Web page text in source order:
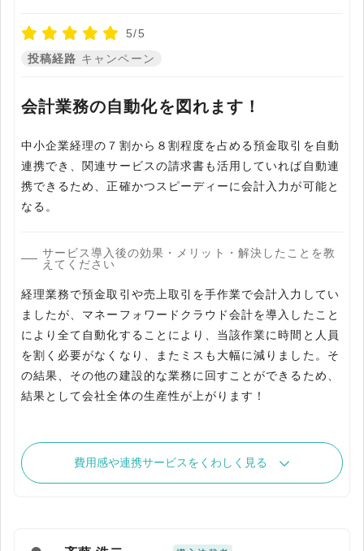
5/5
投稿経路 キャンペーン
会計業務の自動化を図れます！
中小企業経理の７割から８割程度を占める預金取引を自動
連携でき、関連サービスの請求書も活用していれば自動連
携できるため、正確かつスピーディーに会計入力が可能と
なる。
サービス導入後の効果・メリット・解決したことを教
えてください
経理業務で預金取引や売上取引を手作業で会計入力してい
ましたが、マネーフォワードクラウド会計を導入したこと
により全て自動化することにより、当該作業に時間と人員
を割く必要がなくなり、またミスも大幅に減りました。そ
の結果、その他の建設的な業務に回すことができるため、
結果として会社全体の生産性が上がります！
費用感や連携サービスをくわしく見る